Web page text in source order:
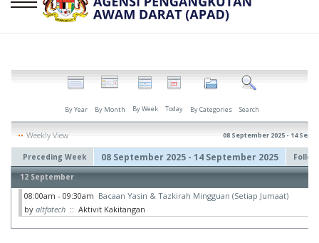
By Year By Month By Week Today By Categories Search
Weekly View 08 September 2025 - 14
Preceding Week 08 September 2025 - 14 September 2025
12 September
08:00am - 09:30am Bacaan Yasin & Tazkirah Mingguan (Setiap Jumaat)
by altfatech :: Aktivit Kakitangan